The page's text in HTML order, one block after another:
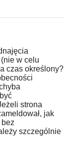
w celu
czas określony?
strona
jak
szczególnie